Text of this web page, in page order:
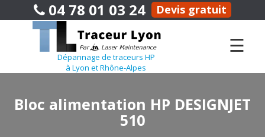
04 78 01 03 24 Devis gratuit
Dépannage de traceurs HP
à Lyon et Rhône-Alpes
☰
Bloc alimentation HP DESIGNJET
510